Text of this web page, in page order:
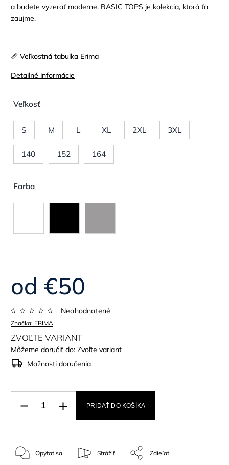
a budete vyzerať moderne. BASIC TOPS je kolekcia, ktorá ťa
zaujme.
📏 Veľkostná tabuľka Erima
Detailné informácie
Veľkosť
S M L XL 2XL 3XL
140 152 164
Farba
Značka: ERIMA
Neohodnotené
od €50
ZVOĽTE VARIANT
Môžeme doručiť do: Zvoľte variant
Možnosti doručenia
PRIDAŤ DO KOŠÍKA
Opýtať sa Strážiť Zdieľať